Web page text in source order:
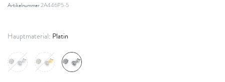
Artikelnummer2A446P5-5
Hauptmaterial: Platin